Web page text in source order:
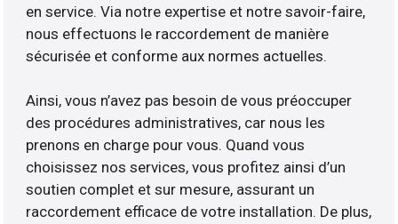
en service. Via notre expertise et notre savoir-faire,
nous effectuons le raccordement de manière
sécurisée et conforme aux normes actuelles.
Ainsi, vous n’avez pas besoin de vous préoccuper
des procédures administratives, car nous les
prenons en charge pour vous. Quand vous
choisissez nos services, vous profitez ainsi d’un
soutien complet et sur mesure, assurant un
raccordement efficace de votre installation. De plus,